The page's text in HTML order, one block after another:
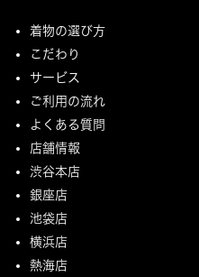
着物の選び方
こだわり
サービス
ご利用の流れ
よくある質問
店舗情報
渋谷本店
銀座店
池袋店
横浜店
熱海店